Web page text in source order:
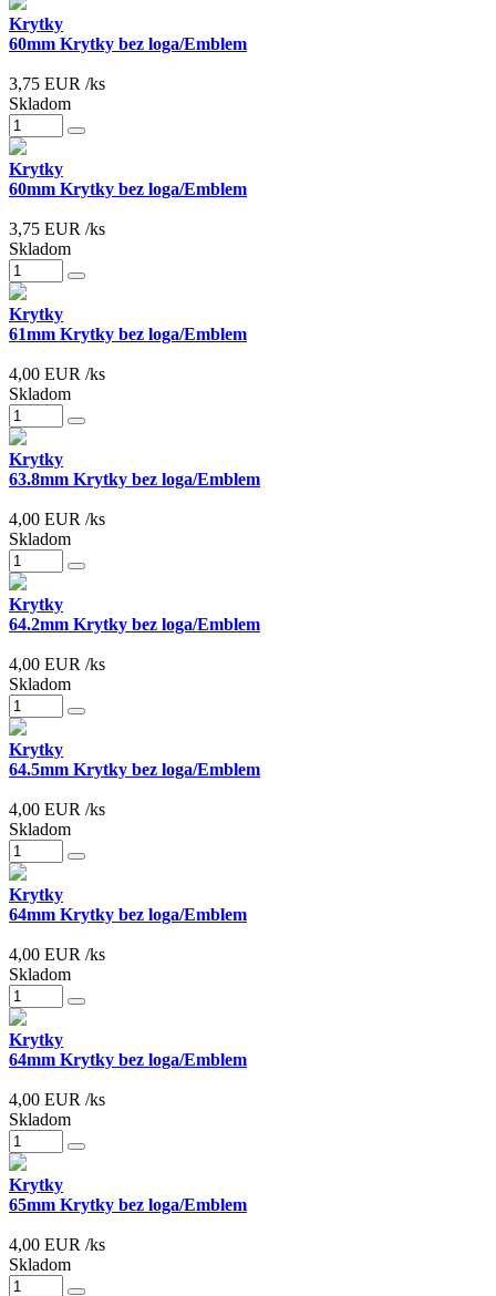
Krytky
60mm Krytky bez loga/Emblem
3,75 EUR /ks
Skladom
Krytky
60mm Krytky bez loga/Emblem
3,75 EUR /ks
Skladom
Krytky
61mm Krytky bez loga/Emblem
4,00 EUR /ks
Skladom
Krytky
63.8mm Krytky bez loga/Emblem
4,00 EUR /ks
Skladom
Krytky
64.2mm Krytky bez loga/Emblem
4,00 EUR /ks
Skladom
Krytky
64.5mm Krytky bez loga/Emblem
4,00 EUR /ks
Skladom
Krytky
64mm Krytky bez loga/Emblem
4,00 EUR /ks
Skladom
Krytky
64mm Krytky bez loga/Emblem
4,00 EUR /ks
Skladom
Krytky
65mm Krytky bez loga/Emblem
4,00 EUR /ks
Skladom